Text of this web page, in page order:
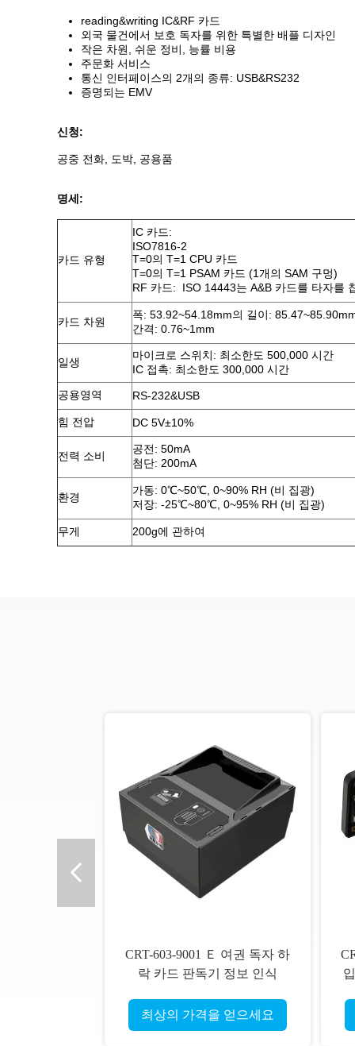
reading&writing IC&RF 카드
외국 물건에서 보호 독자를 위한 특별한 배플 디자인
작은 차원, 쉬운 정비, 능률 비용
주문화 서비스
통신 인터페이스의 2개의 종류: USB&RS232
증명되는 EMV
신청:
공중 전화, 도박, 공용품
명세:
카드 유형
IC 카드:
ISO7816-2
T=0의 T=1 CPU 카드
T=0의 T=1 PSAM 카드 (1개의 SAM 구멍)
RF 카드: ISO 14443는 A&B 카드를 타자를
카드 차원
폭: 53.92~54.18mm의 길이:
간격: 0.76~1mm
일생
마이크로 스위치: 최소한도 500,000 시간
IC 접촉: 최소한도 300,000 시간
공용영역
RS-232&USB
힘 전압 DC 5V±10%
전력 소비
공전: 50mA
첨단: 200mA
환경
가동: 0℃~50℃, 0~90% RH (비 집광)
저장: -25℃~80℃, 0~95% RH (비 집광)
무게 200g에 관하여
CRT-603-9001 Ｅ 여권 독자 하
락 카드 판독기 정보 인식
최상의 가격을 얻으세요